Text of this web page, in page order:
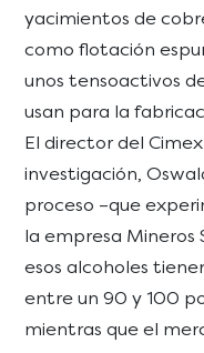
yacimientos de
como flotación
unos tensoactivos
usan para la
El director del
investigación,
proceso –que
la empresa Mineros
esos alcoholes
entre un 90 y 100
mientras que el